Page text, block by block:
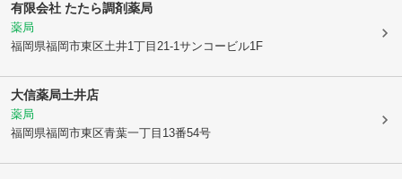
有限会社 たたら調剤薬局
薬局
福岡県福岡市東区土井1丁目21-1サンコービル1F
大信薬局土井店
薬局
福岡県福岡市東区青葉一丁目13番54号